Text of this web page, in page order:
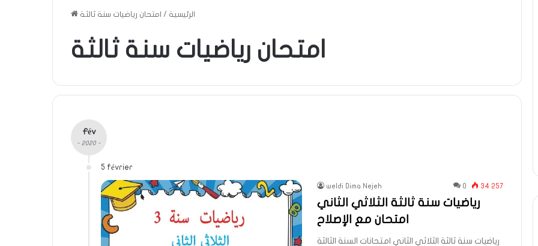
الرئيسية / امتحان رياضيات سنة ثالثة
امتحان رياضيات سنة ثالثة
Fév
- 2020 -
5 février
weldi Dima Nejeh 0 34 257
رياضيات سنة ثالثة الثلاثي الثاني
امتحان مع الإصلاح
رياضيات سنة ثالثة الثلاثي الثاني امتحانات السنة الثالثة